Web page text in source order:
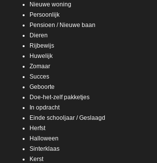
Nieuwe woning
Persoonlijk
Pensioen / Nieuwe baan
Dieren
Rijbewijs
Huwelijk
Zomaar
Succes
Geboorte
Doe-het-zelf pakketjes
In opdracht
Einde schooljaar / Geslaagd
Herfst
Halloween
Sinterklaas
Kerst